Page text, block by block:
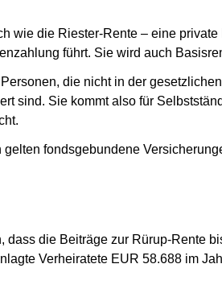
wie die Riester-Rente – eine
führt. Sie wird auch
die nicht in der
sind. Sie kommt also für
gelten fondsgebundene
dass die Beiträge zur Rürup-Rente
Verheiratete EUR 58.688 im